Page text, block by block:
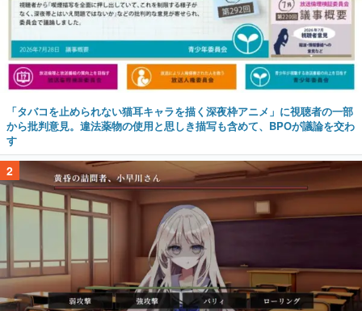
「タバコを止められない猫耳キャラを描く深夜枠アニメ」に視聴者の一部
から批判意見。違法薬物の使用と思しき描写も含めて、BPOが議論を交わ
す
2